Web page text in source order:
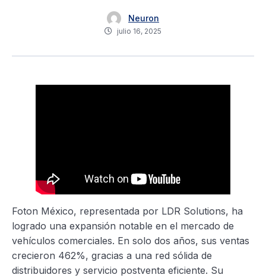
Neuron
julio 16, 2025
Foton México, representada por LDR Solutions, ha
logrado una expansión notable en el mercado de
vehículos comerciales. En solo dos años, sus ventas
crecieron 462%, gracias a una red sólida de
distribuidores y servicio postventa eficiente. Su